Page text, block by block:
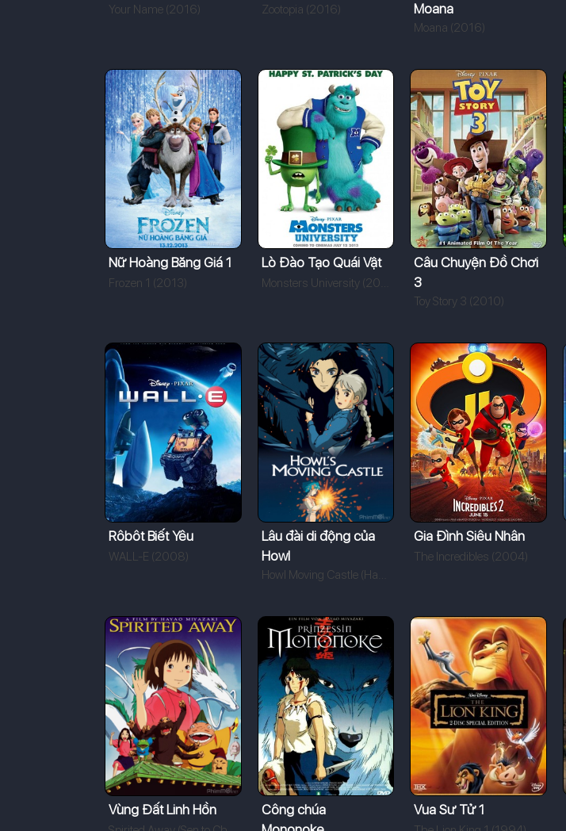
Your Name (2016) Zootopia (2016)
Moana
Moana (2016)
Nữ Hoàng Băng Giá 1
Frozen 1 (2013)
Lò Đào Tạo Quái Vật
Monsters University (2013)
Câu Chuyện Đồ Chơi
3
Toy Story 3 (2010)
Rôbôt Biết Yêu
WALL-E (2008)
Lâu đài di động của
Howl
Howl Moving Castle (Hauru no ugoku shiro) (2004)
Gia Đình Siêu Nhân
The Incredibles (2004)
Vùng Đất Linh Hồn
Công chúa
Vua Sư Tử 1